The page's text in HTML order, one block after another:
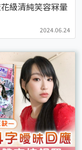
級清純笑容冧暈
2024.06.24